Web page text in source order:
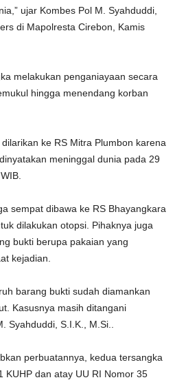
ujar Kombes Pol M. Syahduddi,
di Mapolresta Cirebon, Kamis
melakukan penganiayaan secara
hingga menendang korban
ke RS Mitra Plumbon karena
meninggal dunia pada 29
sempat dibawa ke RS Bhayangkara
dilakukan otopsi. Pihaknya juga
bukti berupa pakaian yang
kejadian.
barang bukti sudah diamankan
Kasusnya masih ditangani
Syahduddi, S.I.K., M.Si..
perbuatannya, kedua tersangka
KUHP dan atay UU RI Nomor 35